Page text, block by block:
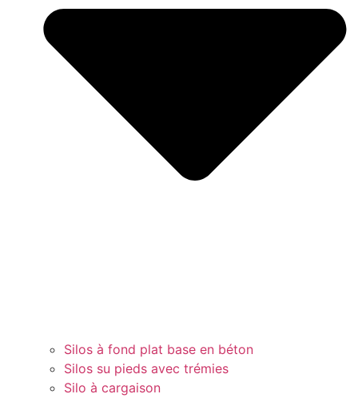
Silos à fond plat base en béton
Silos su pieds avec trémies
Silo à cargaison